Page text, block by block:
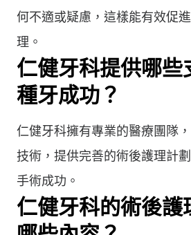
何不適或疑慮，這樣能有效促
理。
仁健牙科提供哪些
種牙成功？
仁健牙科擁有專業的醫療團隊
技術，提供完善的術後護理計
手術成功。
仁健牙科的術後護